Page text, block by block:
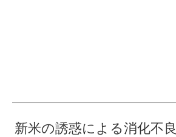
新米の誘惑による消化不良